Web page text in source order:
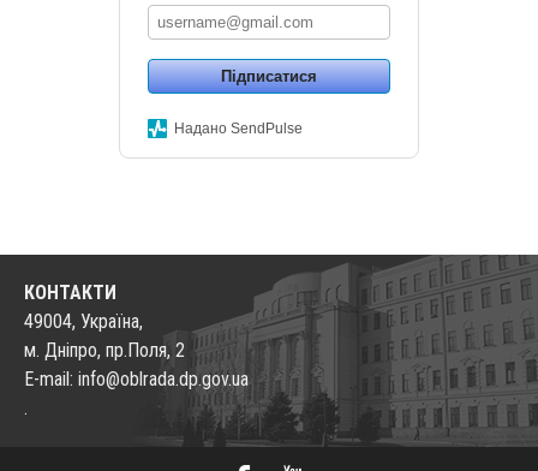
Підписатися
Надано SendPulse
КОНТАКТИ
49004, Україна,
м. Дніпро, пр.Поля, 2
E-mail: info@oblrada.dp.gov.ua
.